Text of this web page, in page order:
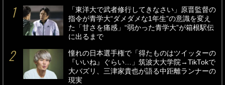
「東洋大で武者修行してきなさい」原晋監督の
指令が青学大“ダメダメな1年生”の意識を変え
た「甘さを痛感」“弱かった青学大”が箱根駅伝
に出るまで
憧れの日本選手権で「得たものはツイッターの
『いいね』ぐらい…」筑波大大学院→TikTokで
大バズリ、三津家貴也が語る中距離ランナーの
現実